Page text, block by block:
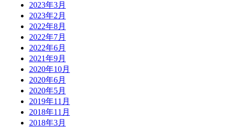
2023年3月
2023年2月
2022年8月
2022年7月
2022年6月
2021年9月
2020年10月
2020年6月
2020年5月
2019年11月
2018年11月
2018年3月